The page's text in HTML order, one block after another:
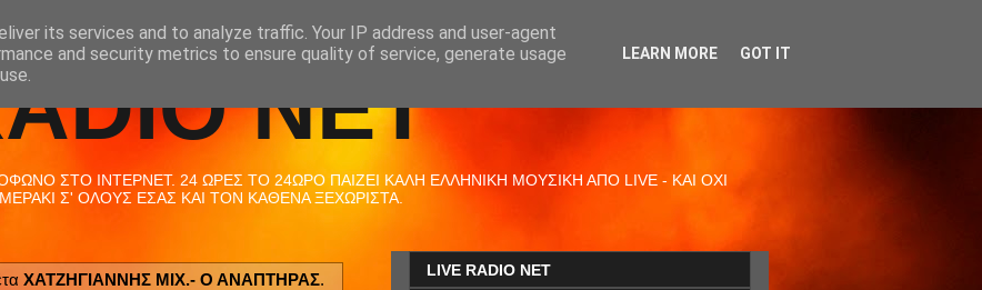
NET
ΣΤΟ ΙΝΤΕΡΝΕΤ. 24 ΩΡΕΣ ΤΟ 24ΩΡΟ ΠΑΙΖΕΙ ΚΑΛΗ ΕΛΛΗΝΙΚΗ ΜΟΥΣΙΚΗ ΑΠΟ LIVE - ΚΑΙ ΟΧΙ
Σ' ΟΛΟΥΣ ΕΣΑΣ ΚΑΙ ΤΟΝ ΚΑΘΕΝΑ ΞΕΧΩΡΙΣΤΑ.
ΧΑΤΖΗΓΙΑΝΝΗΣ ΜΙΧ.- Ο ΑΝΑΠΤΗΡΑΣ.
LIVE RADIO NET
its services and to analyze traffic. Your IP address and user-agent
and security metrics to ensure quality of service, generate usage
LEARN MORE GOT IT